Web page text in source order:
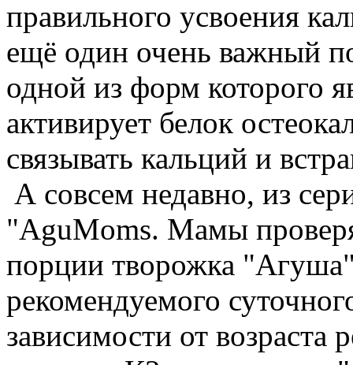
правильного усвоения
ещё один очень важный
одной из форм которого
активирует белок
связывать кальций и
А совсем недавно, из
"AguMoms. Мамы
порции творожка
рекомендуемого
зависимости от возраста